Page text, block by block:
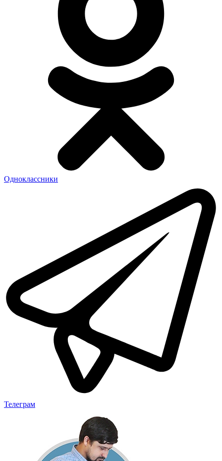
Одноклассники
Телеграм